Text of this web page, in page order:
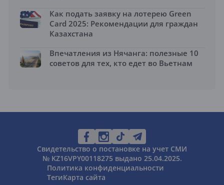
Как подать заявку на лотерею Green
Card 2025: Рекомендации для граждан
Казахстана
Впечатления из Нячанга: полезные 10
советов для тех, кто едет во Вьетнам
Свидетельство о постановке на учет СМИ
№ KZ16VPY00118275 выдано 25.04.2025.
Политика конфиденциальности
ТегиКарта сайта